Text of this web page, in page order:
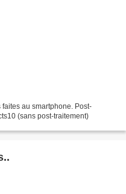
au smartphone. Post-
(sans post-traitement)